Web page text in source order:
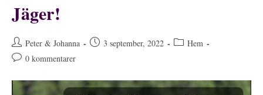
Jäger!
Inläggsförfattare:
Peter & Johanna
Inlägget3 september, 2022 Inläggskategori:
Hem
Kommentarer
inlägget:
0 kommentarer